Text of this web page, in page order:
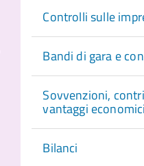
Controlli sulle
Bandi di gara e
Sovvenzioni,
vantaggi economici
Bilanci